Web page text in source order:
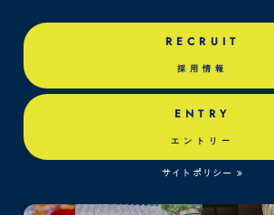
RECRUIT
採用情報
ENTRY
エントリー
サイトポリシー